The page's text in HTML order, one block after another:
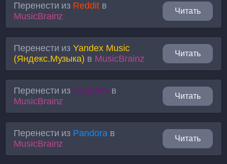
Перенести из Reddit в
MusicBrainz
Читать
Перенести изYandex Music
(Яндекс.Музыка) в MusicBrainz
Читать
Перенести изAnghami в
MusicBrainz
Читать
Перенести из Pandoraв
MusicBrainz
Читать